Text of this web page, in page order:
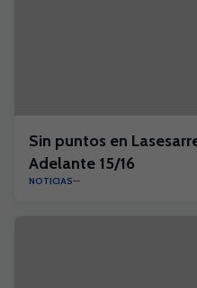
Sin puntos en
Adelante 15/16
NOTICIAS